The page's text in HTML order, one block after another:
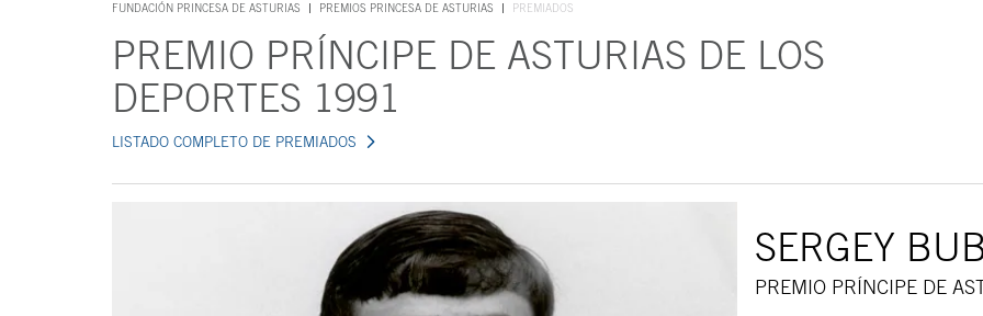
FUNDACIÓN PRINCESA DE ASTURIAS
TECLA DE ACCESO 1
PREMIOS PRINCESA DE ASTURIAS PREMIADOS
Contenido principalPREMIO PRÍNCIPE DE ASTURIAS DE LOS
DEPORTES 1991
LISTADO COMPLETO DE PREMIADOS
SERGEY
PREMIO PRÍNCIPE DE